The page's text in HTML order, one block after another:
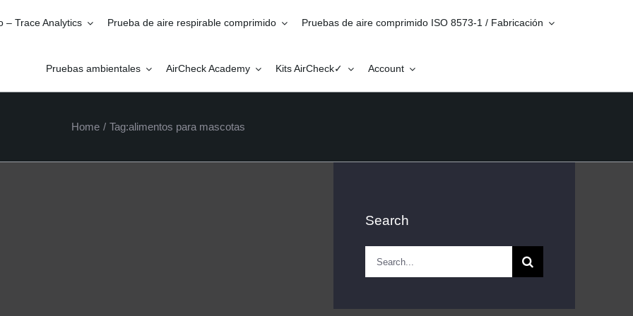
– Trace Analytics Prueba de aire respirable comprimido Pruebas de aire comprimido ISO 8573-1 / Fabricación
Pruebas ambientales AirCheck Academy Kits AirCheck✓ Account
Home / Tag:alimentos para mascotas
Search
Search
for: